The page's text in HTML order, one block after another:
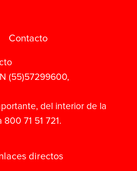
Contacto
(55)57299600,
del interior de la
71 51 721.
directos